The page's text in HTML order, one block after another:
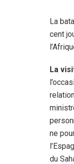
La
cent
La
ne
du